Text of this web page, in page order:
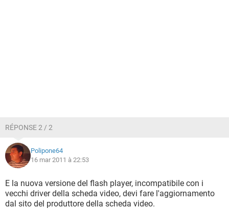
RÉPONSE 2 / 2
Polipone64
16 mar 2011 à 22:53
E la nuova versione del flash player, incompatibile con i
vecchi driver della scheda video, devi fare l'aggiornamento
dal sito del produttore della scheda video.